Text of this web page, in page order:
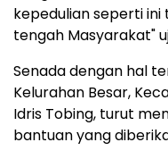
kepedulian seperti
tengah Masyarakat"
Senada dengan hal
Kelurahan Besar,
Idris Tobing, turut
bantuan yang